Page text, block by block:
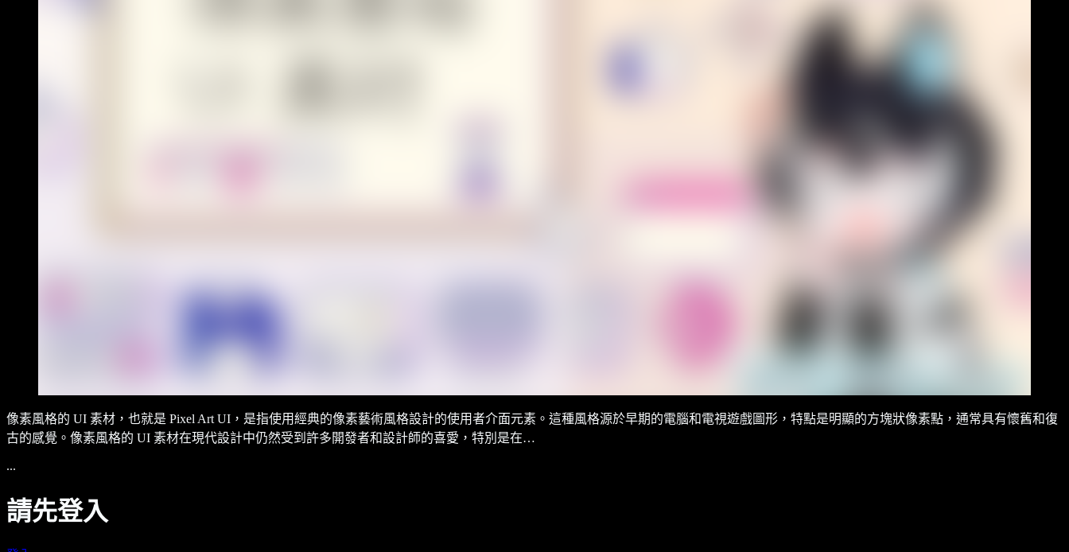
像素風格的 UI 素材，也就是 Pixel Art UI，是指使用經典的像素藝術風格設計的使用者介面元素。這種風格源於早期的電腦和電視遊戲圖形，特點是明顯的方塊狀像素點，通常具有懷舊和復
古的感覺。像素風格的 UI 素材在現代設計中仍然受到許多開發者和設計師的喜愛，特別是在…
...
請先登入